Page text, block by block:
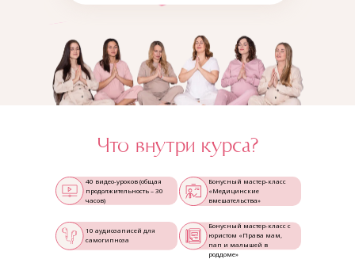
40 видео-уроков (общая
продолжительность – 30
часов)
10 аудиозаписей для
самогипноза
Бонусный мастер-класс
«Медицинские
вмешательства»
Бонусный мастер-класс с
юристом «Права мам,
пап и малышей в
роддоме»
Что внутри курса?